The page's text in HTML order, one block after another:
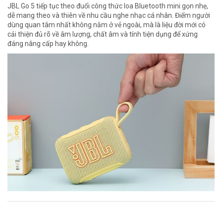
JBL Go 5 tiếp tục theo đuổi công thức loa Bluetooth mini gọn nhẹ,
dễ mang theo và thiên về nhu cầu nghe nhạc cá nhân. Điểm người
dùng quan tâm nhất không nằm ở vẻ ngoài, mà là liệu đời mới có
cải thiện đủ rõ về âm lượng, chất âm và tính tiện dụng để xứng
đáng nâng cấp hay không.